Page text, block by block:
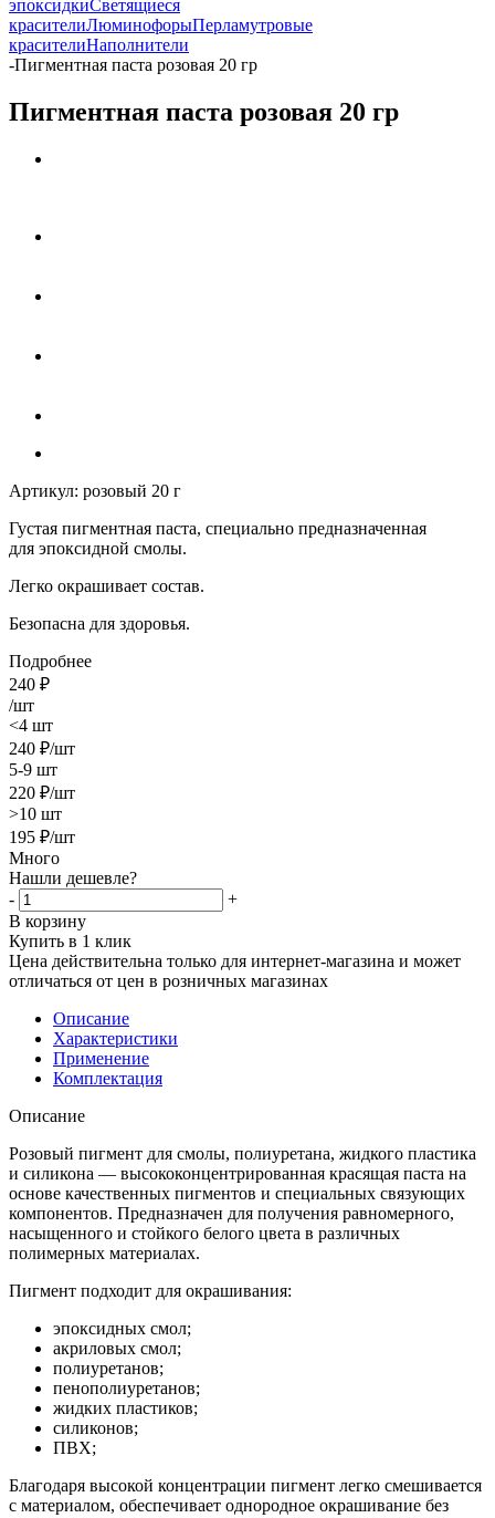
эпоксидкиСветящиеся
красителиЛюминофорыПерламутровые
красителиНаполнители
-Пигментная паста розовая 20 гр
Пигментная паста розовая 20 гр
Артикул: розовый 20 г
Густая пигментная паста, специально предназначенная
для эпоксидной смолы.
Легко окрашивает состав.
Безопасна для здоровья.
Подробнее
240 ₽
/шт
<4 шт
240 ₽/шт
5-9 шт
220 ₽/шт
>10 шт
195 ₽/шт
Много
Нашли дешевле?
-
+
В корзину
Купить в 1 клик
Цена действительна только для интернет-магазина и может
отличаться от цен в розничных магазинах
Описание
Характеристики
Применение
Комплектация
Описание
Розовый пигмент для смолы, полиуретана, жидкого пластика
и силикона — высококонцентрированная красящая паста на
основе качественных пигментов и специальных связующих
компонентов. Предназначен для получения равномерного,
насыщенного и стойкого белого цвета в различных
полимерных материалах.
Пигмент подходит для окрашивания:
эпоксидных смол;
акриловых смол;
полиуретанов;
пенополиуретанов;
жидких пластиков;
силиконов;
ПВХ;
Благодаря высокой концентрации пигмент легко смешивается
с материалом, обеспечивает однородное окрашивание без